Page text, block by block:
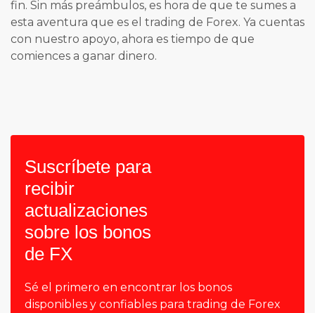
fin. Sin más preámbulos, es hora de que te sumes a
esta aventura que es el trading de Forex. Ya cuentas
con nuestro apoyo, ahora es tiempo de que
comiences a ganar dinero.
Suscríbete para
recibir
actualizaciones
sobre los bonos
de FX
Sé el primero en encontrar los bonos
disponibles y confiables para trading de Forex